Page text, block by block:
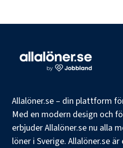
Allalöner.se – din plattform
Med en modern design och
erbjuder Allalöner.se nu alla
löner i Sverige. Allalöner.se